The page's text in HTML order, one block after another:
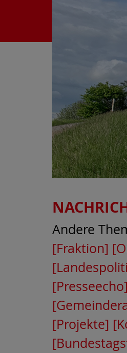
Andere
[Fraktion]
[Presseecho]
[Projekte]